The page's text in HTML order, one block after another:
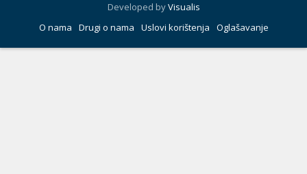
Developed byVisualis
O nama
Drugi o nama Uslovi korištenja Oglašavanje